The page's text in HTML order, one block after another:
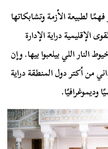
لطبيعة الأزمة وتشابكاتها
الإقليمية دراية الإدارة
النار اللي بيلعبوا بيها. وإن
من أكتر دول المنطقة دراية
وديموغرافيًا.